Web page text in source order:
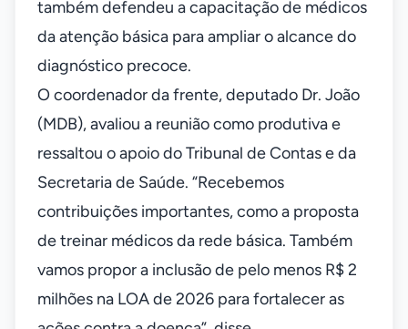
também defendeu a capacitação de médicos
da atenção básica para ampliar o alcance do
diagnóstico precoce.
O coordenador da frente, deputado Dr. João
(MDB), avaliou a reunião como produtiva e
ressaltou o apoio do Tribunal de Contas e da
Secretaria de Saúde. “Recebemos
contribuições importantes, como a proposta
de treinar médicos da rede básica. Também
vamos propor a inclusão de pelo menos R$ 2
milhões na LOA de 2026 para fortalecer as